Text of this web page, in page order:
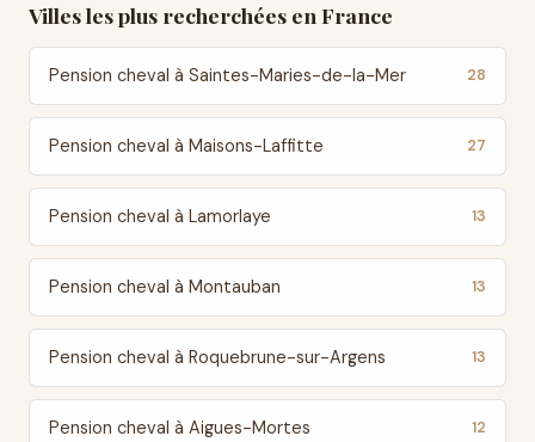
Villes les plus recherchées en France
Pension cheval à Saintes-Maries-de-la-Mer 28
Pension cheval à Maisons-Laffitte 27
Pension cheval à Lamorlaye 13
Pension cheval à Montauban 13
Pension cheval à Roquebrune-sur-Argens 13
Pension cheval à Aigues-Mortes 12